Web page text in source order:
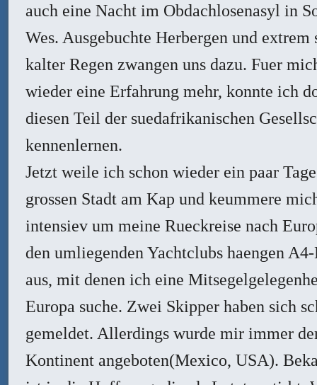
auch eine Nacht im Obdachlosenasyl in
Wes. Ausgebuchte Herbergen und extrem
kalter Regen zwangen uns dazu. Fuer
wieder eine Erfahrung mehr, konnte ich
diesen Teil der suedafrikanischen
kennenlernen.
Jetzt weile ich schon wieder ein paar
grossen Stadt am Kap und keummere
intensiev um meine Rueckreise nach
den umliegenden Yachtclubs haengen
aus, mit denen ich eine
Europa suche. Zwei Skipper haben sich
gemeldet. Allerdings wurde mir immer
Kontinent angeboten(Mexico, USA).